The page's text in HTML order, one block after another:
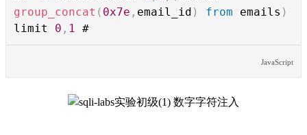
group_concat ( 0x7e , email_id ) from emails )
limit 0 , 1 #
JavaScript